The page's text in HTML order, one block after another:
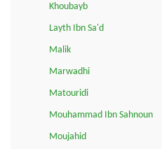
Khoubayb
Layth Ibn Sa'd
Malik
Marwadhi
Matouridi
Mouhammad Ibn Sahnoun
Moujahid